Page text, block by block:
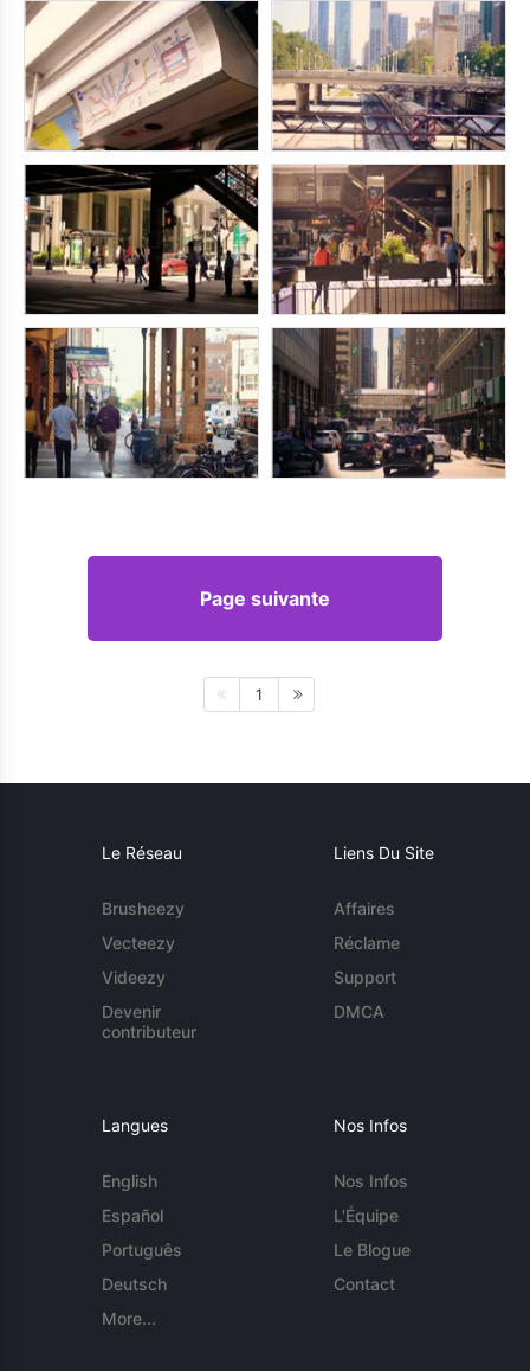
Page suivante
1
Le Réseau
Brusheezy
Vecteezy
Videezy
Devenir
contributeur
Liens Du Site
Affaires
Réclame
Support
DMCA
Langues
English
Español
Português
Deutsch
More...
Nos Infos
Nos Infos
L'Équipe
Le Blogue
Contact